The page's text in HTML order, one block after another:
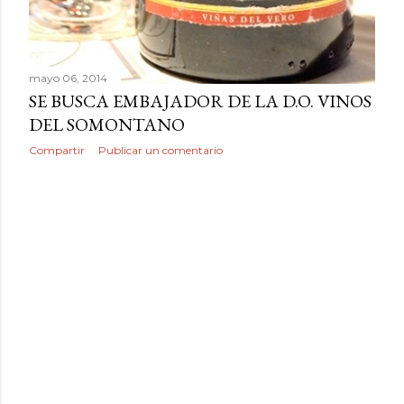
mayo 06, 2014
SE BUSCA EMBAJADOR DE LA D.O. VINOS
DEL SOMONTANO
Compartir Publicar un comentario